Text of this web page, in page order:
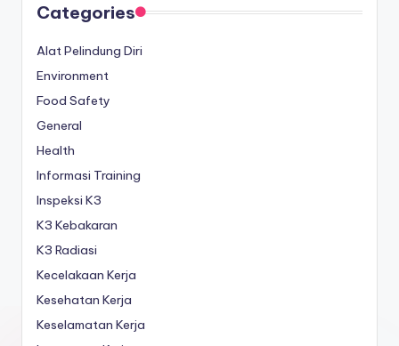
Categories
Alat Pelindung Diri
Environment
Food Safety
General
Health
Informasi Training
Inspeksi K3
K3 Kebakaran
K3 Radiasi
Kecelakaan Kerja
Kesehatan Kerja
Keselamatan Kerja